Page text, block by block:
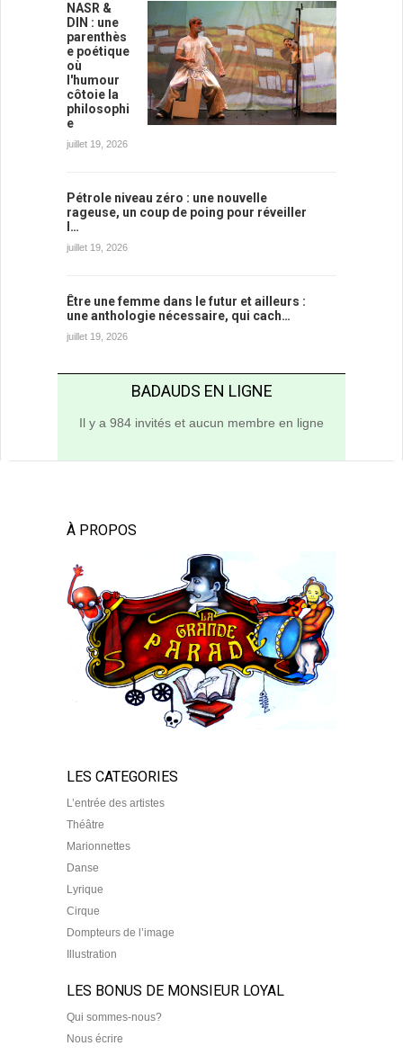
NASR &
DIN : une
parenthès
e poétique
où
l'humour
côtoie la
philosophi
e
juillet 19, 2026
Pétrole niveau zéro : une nouvelle
rageuse, un coup de poing pour réveiller
l…
juillet 19, 2026
Être une femme dans le futur et ailleurs :
une anthologie nécessaire, qui cach…
juillet 19, 2026
BADAUDS EN LIGNE
Il y a 984 invités et aucun membre en ligne
À PROPOS
LES CATEGORIES
L’entrée des artistes
Théâtre
Marionnettes
Danse
Lyrique
Cirque
Dompteurs de l’image
Illustration
LES BONUS DE MONSIEUR LOYAL
Qui sommes-nous?
Nous écrire